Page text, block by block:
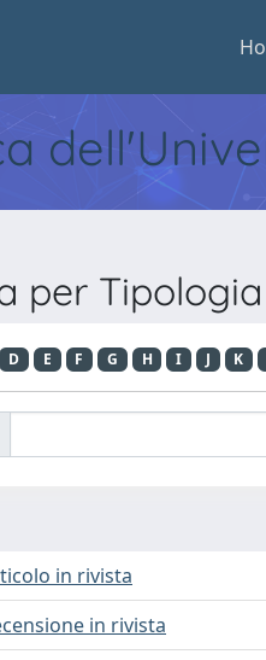
per Tipologia
D E F G H I J K
in rivista
in rivista